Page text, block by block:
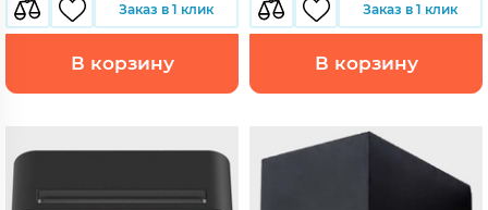
Заказ в 1 клик
В корзину
Заказ в 1 клик
В корзину